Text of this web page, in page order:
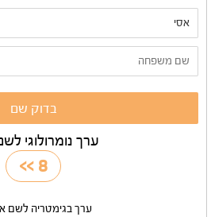
ערך נומרולוגי
8
>>
ערך בגימטריה לשם